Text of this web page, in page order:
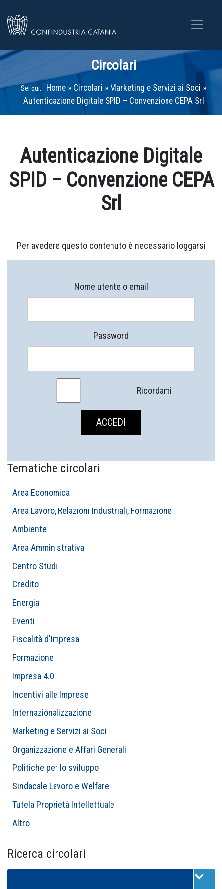
Circolari
Sei qui: Home » Circolari » Marketing e Servizi ai Soci »
Autenticazione Digitale SPID – Convenzione CEPA Srl
Autenticazione Digitale
SPID – Convenzione CEPA
Srl
Per avedere questo contenuto è necessario loggarsi
Nome utente o email
Password
Ricordami
Tematiche circolari
Area Economica
Area Lavoro, Relazioni Industriali, Formazione
Ambiente
Area Amministrativa
Centro Studi
Credito
Energia
Eventi
Fiscalità d'Impresa
Formazione
Impresa 4.0
Incentivi alle Imprese
Internazionalizzazione
Marketing e Servizi ai Soci
Organizzazione e Affari Generali
Politiche per lo sviluppo
Sindacale Lavoro e Welfare
Tutela Proprietà Intellettuale
Altro
Ricerca circolari